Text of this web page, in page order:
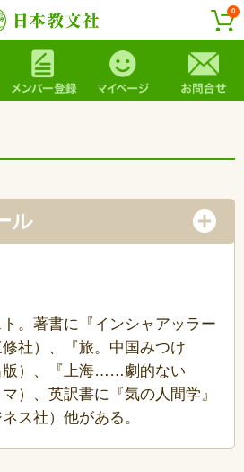
0
ル
。著書に『インシャアッラー
社）、『旅。中国みつけ
版）、『上海……劇的ない
）、英訳書に『気の人間学』
ス社）他がある。